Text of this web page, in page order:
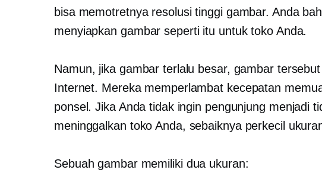
bisa memotretnya resolusi tinggigambar. Anda
menyiapkan gambar seperti itu untuk toko Anda.
Namun, jika gambar terlalu besar, gambar
Internet. Mereka memperlambat kecepatan
ponsel. Jika Anda tidak ingin pengunjung menjadi
meninggalkan toko Anda, sebaiknya perkecil
Sebuah gambar memiliki dua ukuran: